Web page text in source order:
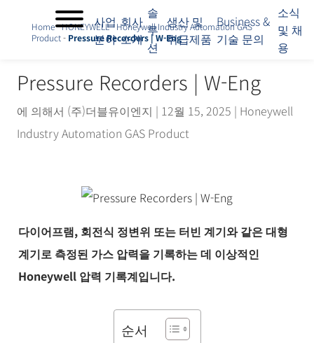
사업
분야
회사
소개
솔
루
션
생산 및
취급제품
Business &
기술 문의
소식
및 채
용
분
회
사
산
및
취
급
Home-HONEYWELL-Honeywell Industry Automation GAS
Product- Pressure Recorders | W-Eng
Pressure Recorders | W-Eng
에 의해서 (주)더블유이엔지 | 12월 15, 2025 | Honeywell
Industry Automation GAS Product
다이어프램, 회전식 정변위 또는 터빈 계기와 같은 대형
계기로 측정된 가스 압력을 기록하는 데 이상적인
Honeywell 압력 기록계입니다.
순서